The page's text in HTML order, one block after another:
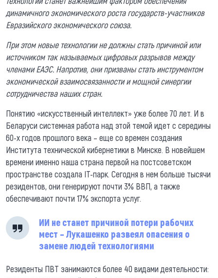
динамичного экономического роста государств-участников
Евразийского экономического союза.
При этом новые технологии не должны стать причиной или
источником так называемых цифровых разрывов между
членами ЕАЭС. Напротив, они призваны стать инструментом
экономической взаимосвязанности и мощной синергии
сотрудничества наших стран.
Понятию «искусственный интеллект» уже более 70 лет. И в
Беларуси системная работа над этой темой идет с середины
60-х годов прошлого века – еще со времен создания
Института технической кибернетики в Минске. В новейшем
времени именно наша страна первой на постсоветском
пространстве создала IT-парк. Сегодня в нем больше тысячи
резидентов, они генерируют почти 3% ВВП, а также
обеспечивают почти 17% экспорта услуг.
ИИ не станет причиной потери рабочих
мест – Лукашенко развеял опасения о
замене людей технологиями
Резиденты ПВТ занимаются более 40 видами деятельности: